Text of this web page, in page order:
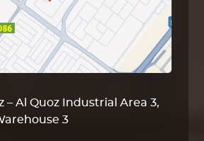
– Al Quoz Industrial Area 3,
3